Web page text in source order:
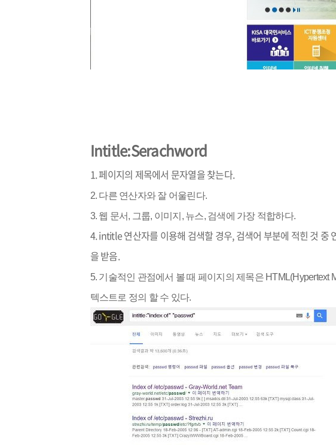
Intitle:Serachword
1. 페이지의 제목에서 문자열을 찾는다.
2. 다른 연산자와 잘 어울린다.
3. 웹 문서, 그룹, 이미지, 뉴스, 검색에 가장 적합하다.
4. intitle 연산자를 이용해 검색할 경우, 검색어 부분에 적힌 것
을 받음.
5. 기술적인 관점에서 볼 때 페이지의 제목은 HTML(Hypertext
텍스트로 정의 할 수 있다.